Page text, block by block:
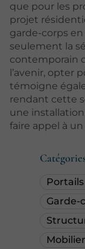
Portails
Garde-
que pour les
projet
garde-corps
seulement la
contemporain
l’avenir, opter
témoigne
rendant cette
une
faire appel à